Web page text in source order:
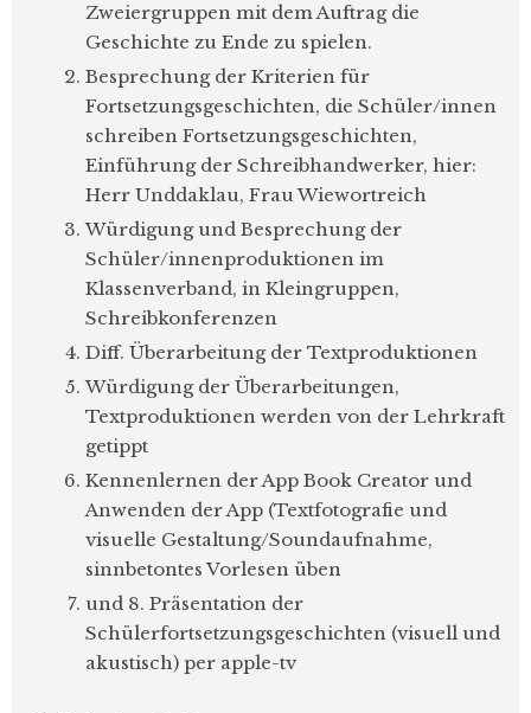
Zweiergruppen mit dem Auftrag die
Geschichte zu Ende zu spielen.
Besprechung der Kriterien für
Fortsetzungsgeschichten, die Schüler/innen
schreiben Fortsetzungsgeschichten,
Einführung der Schreibhandwerker, hier:
Herr Unddaklau, Frau Wiewortreich
Würdigung und Besprechung der
Schüler/innenproduktionen im
Klassenverband, in Kleingruppen,
Schreibkonferenzen
Diff. Überarbeitung der Textproduktionen
Würdigung der Überarbeitungen,
Textproduktionen werden von der Lehrkraft
getippt
Kennenlernen der App Book Creator und
Anwenden der App (Textfotografie und
visuelle Gestaltung/Soundaufnahme,
sinnbetontes Vorlesen üben
und 8. Präsentation der
Schülerfortsetzungsgeschichten (visuell und
akustisch) per apple-tv